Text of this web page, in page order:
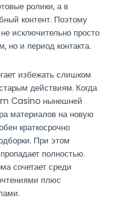
ролики, а в
контент. Поэтому
исключительно просто
но и период контакта.
избежать слишком
действиям. Когда
Casino нынешней
материалов на новую
краткосрочно
При этом
полностью.
сочетает среди
плюс